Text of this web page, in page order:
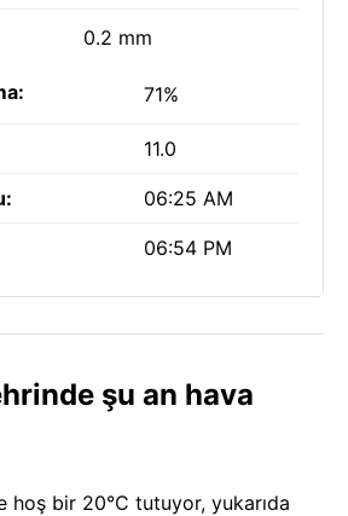
0.2 mm
71%
11.0
06:25 AM
06:54 PM
şu an hava
hoş bir 20°C tutuyor, yukarıda